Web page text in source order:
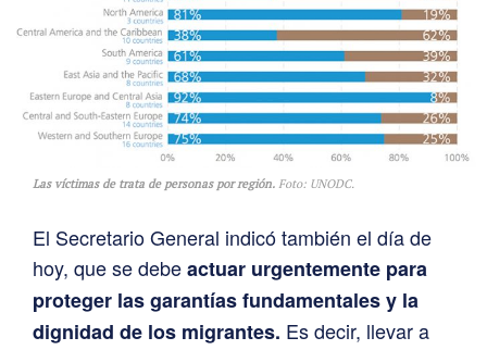
Las víctimas de trata de personas por región. Foto: UNODC.
El Secretario General indicó también el día de
hoy, que se debeactuar urgentemente para
proteger las garantías fundamentales y la
dignidad de los migrantes. Es decir, llevar a